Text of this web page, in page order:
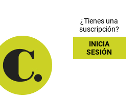
¿Tienes una
suscripción?
INICIA
SESIÓN